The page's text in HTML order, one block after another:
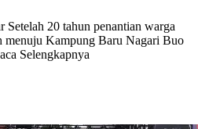
Setelah 20 tahun penantian warga
menuju Kampung Baru Nagari Buo
Selengkapnya